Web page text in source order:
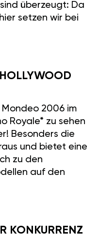
überzeugt: Da
setzen wir bei
Mondeo 2006 im
Royale* zu sehen
Besonders die
und bietet eine
zu den
auf den
KONKURRENZ